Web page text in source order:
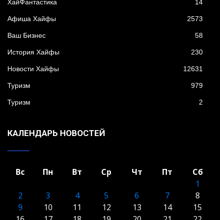
XайФантастика 14
Афиша Хайфы 2573
Ваш Бизнес 58
История Хайфы 230
Новости Хайфы 12631
Туризм 979
Туризм 2
КАЛЕНДАРЬ НОВОСТЕЙ
Вс Пн Вт Ср Чт Пт
Сб
1
2
3 4 5 6 7
8
9
10 11 12 13 14
15